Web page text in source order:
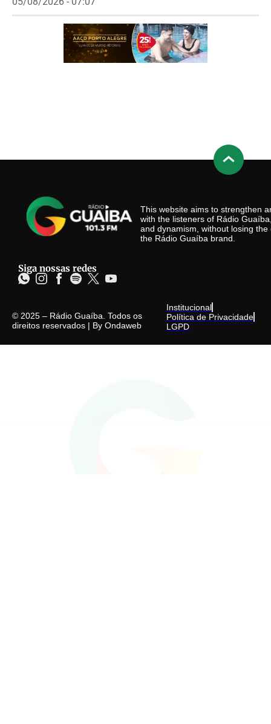
This website aims to strengthen
with the listeners of Rádio
and dynamism, without losing
the Rádio Guaíba brand.
Siga nossas redes
© 2025 – Rádio Guaíba. Todos os
direitos reservados | By Ondaweb
Institucional
Política de Privacidade
LGPD